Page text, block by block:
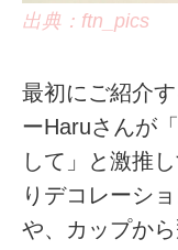
出典：ftn_pics
最初にご紹介
ーHaruさんが
して」と激推
りデコレーシ
や、カップか